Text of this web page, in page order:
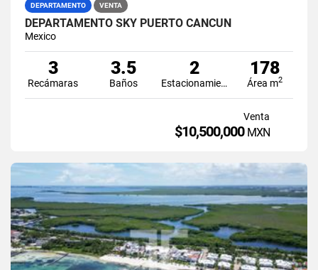
DEPARTAMENTO VENTA
DEPARTAMENTO SKY PUERTO CANCÚN
Mexico
3
Recámaras
3.5
Baños
2
Estacionamiento
178
Área m2
Venta
$10,500,000 MXN